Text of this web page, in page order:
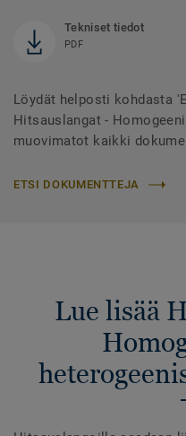
Tekniset tiedot
PDF
Löydät helposti kohdasta
Hitsauslangat -
muovimatot kaikki
ETSI DOKUMENTTEJA
Lue lisää